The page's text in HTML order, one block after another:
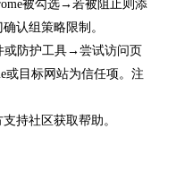
被勾选→若被阻止则添
认组策略限制。
或防护工具→尝试访问页
或目标网站为信任项。注
持社区获取帮助。